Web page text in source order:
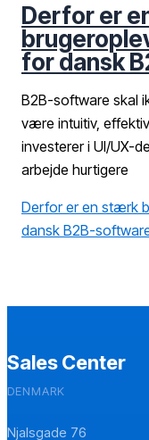
Derfor er
for dansk
B2B-software skal
være intuitiv,
investerer i UI/UX-
arbejde hurtigere
Derfor er en stærk
dansk B2B-
Sales Center
DENMARK
Njalsgade 76